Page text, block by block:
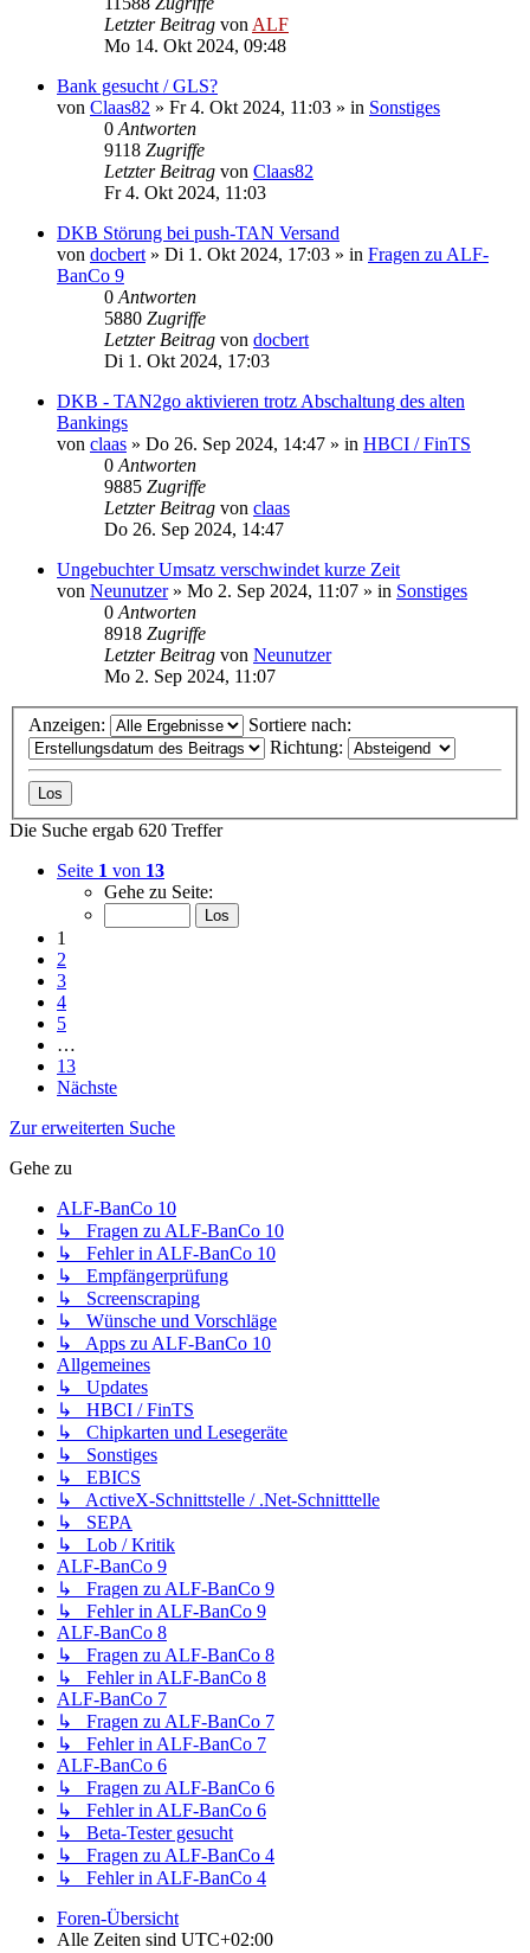
Letzter Beitrag von ALF
Mo 14. Okt 2024, 09:48
Bank gesucht / GLS?
von Claas82 » Fr 4. Okt 2024, 11:03 » in Sonstiges
0 Antworten
9118 Zugriffe
Letzter Beitrag von Claas82
Fr 4. Okt 2024, 11:03
DKB Störung bei push-TAN Versand
von docbert » Di 1. Okt 2024, 17:03 » in Fragen zu ALF-
BanCo 9
0 Antworten
5880 Zugriffe
Letzter Beitrag von docbert
Di 1. Okt 2024, 17:03
DKB - TAN2go aktivieren trotz Abschaltung des alten
Bankings
von claas » Do 26. Sep 2024, 14:47 » in HBCI / FinTS
0 Antworten
9885 Zugriffe
Letzter Beitrag von claas
Do 26. Sep 2024, 14:47
Ungebuchter Umsatz verschwindet kurze Zeit
von Neunutzer» Mo 2. Sep 2024, 11:07 » in Sonstiges
0 Antworten
8918 Zugriffe
Letzter Beitrag von Neunutzer
Mo 2. Sep 2024, 11:07
Anzeigen:
Sortiere nach:
Richtung:
Die Suche ergab 620 Treffer
Seite 1 von 13
Gehe zu Seite:
1
2
3
4
5
…
13
Nächste
Zur erweiterten Suche
Gehe zu
ALF-BanCo 10
↳ Fragen zu ALF-BanCo 10
↳ Fehler in ALF-BanCo 10
↳ Empfängerprüfung
↳ Screenscraping
↳ Wünsche und Vorschläge
↳ Apps zu ALF-BanCo 10
Allgemeines
↳ Updates
↳ HBCI / FinTS
↳ Chipkarten und Lesegeräte
↳ Sonstiges
↳ EBICS
↳ ActiveX-Schnittstelle / .Net-Schnitttelle
↳ SEPA
↳ Lob / Kritik
ALF-BanCo 9
↳ Fragen zu ALF-BanCo 9
↳ Fehler in ALF-BanCo 9
ALF-BanCo 8
↳ Fragen zu ALF-BanCo 8
↳ Fehler in ALF-BanCo 8
ALF-BanCo 7
↳ Fragen zu ALF-BanCo 7
↳ Fehler in ALF-BanCo 7
ALF-BanCo 6
↳ Fragen zu ALF-BanCo 6
↳ Fehler in ALF-BanCo 6
↳ Beta-Tester gesucht
↳ Fragen zu ALF-BanCo 4
↳ Fehler in ALF-BanCo 4
Foren-Übersicht
Alle Zeiten sind UTC+02:00